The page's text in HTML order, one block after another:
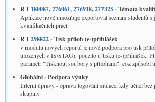
RT 180087,276061,276918,277325- Témata
Aplikace nově umožňuje exportovat seznam studentů
kvalifikačních prací.
RT298822- Tisk příloh (e-)přihlášek
v modulu nových reportů je nově podpora pro tisk
uložených v IS/STAG), použito u tisku (e-)přihlášek.
parametr "Tisknout soubory s přílohami", což způsobí
Globální­ - Podpora výuky
Interní úpravy - oprava logování situace, kdy učitel bez
skupiny